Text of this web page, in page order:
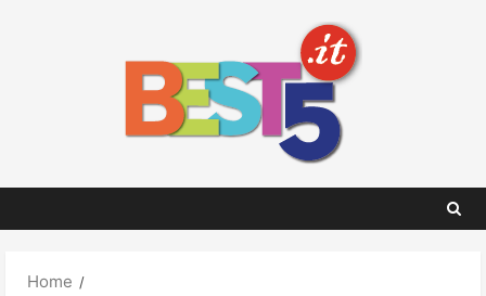
Home